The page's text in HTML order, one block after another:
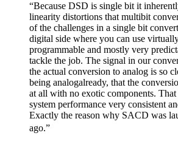
“Because DSD is single bit it
linearity distortions that multibit
of the challenges in a single bit
digital side where you can use
programmable and mostly very
tackle the job. The signal in our
the actual conversion to analog is so
being analogalready, that the
at all with no exotic components. That
system performance very consistent
Exactly the reason why SACD was
ago.”